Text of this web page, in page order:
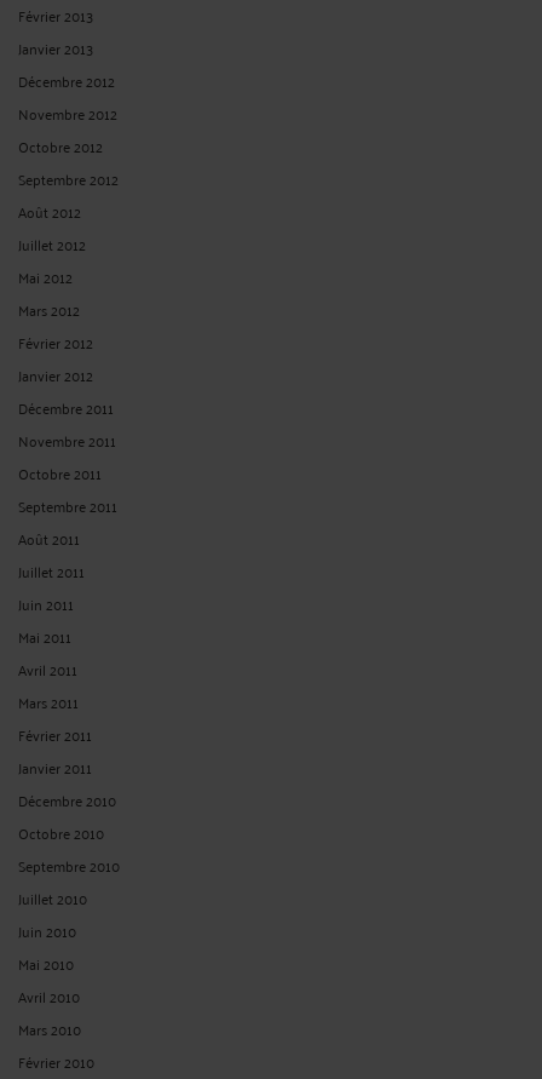
Février 2013
Janvier 2013
Décembre 2012
Novembre 2012
Octobre 2012
Septembre 2012
Août 2012
Juillet 2012
Mai 2012
Mars 2012
Février 2012
Janvier 2012
Décembre 2011
Novembre 2011
Octobre 2011
Septembre 2011
Août 2011
Juillet 2011
Juin 2011
Mai 2011
Avril 2011
Mars 2011
Février 2011
Janvier 2011
Décembre 2010
Octobre 2010
Septembre 2010
Juillet 2010
Juin 2010
Mai 2010
Avril 2010
Mars 2010
Février 2010